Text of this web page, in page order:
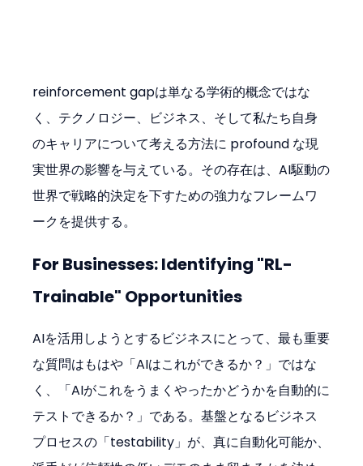
reinforcement gapは単なる学術的概念ではな
く、テクノロジー、ビジネス、そして私たち自身
のキャリアについて考える方法に profound な現
実世界の影響を与えている。その存在は、AI駆動の
世界で戦略的決定を下すための強力なフレームワ
ークを提供する。
For Businesses: Identifying "RL-
Trainable" Opportunities
AIを活用しようとするビジネスにとって、最も重要
な質問はもはや「AIはこれができるか？」ではな
く、「AIがこれをうまくやったかどうかを自動的に
テストできるか？」である。基盤となるビジネス
プロセスの「testability」が、真に自動化可能か、